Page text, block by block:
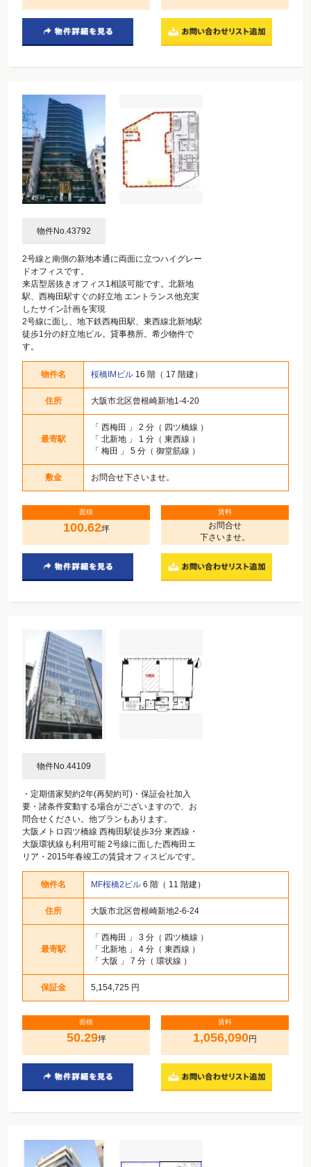
物件No.43792
2号線と南側の新地本通に両面に立つハイグレー
ドオフィスです。
来店型居抜きオフィス1相談可能です。北新地
駅、西梅田駅すぐの好立地 エントランス他充実
したサイン計画を実現
2号線に面し、地下鉄西梅田駅、東西線北新地駅
徒歩1分の好立地ビル。貸事務所。希少物件で
す。
物件名 桜橋IMビル 16 階（ 17 階建）
住所 大阪市北区曾根崎新地1-4-20
最寄駅
「 西梅田
」 2 分（ 四ツ橋線 ）
「 北新地 」 1 分（ 東西線 ）
「 梅田 」 5 分（ 御堂筋線 ）
敷金 お問合せ下さいませ。
面積
100.62坪
賃料
お問合せ
下さいませ。
物件No.44109
・定期借家契約2年(再契約可)・保証会社加入
要・諸条件変動する場合がございますので、お
問合せください。他プランもあります。
大阪メトロ四ツ橋線 西梅田駅徒歩3分 東西線・
大阪環状線も利用可能 2号線に面した西梅田エ
リア・2015年春竣工の賃貸オフィスビルです。
物件名 MF桜橋2ビル 6 階（ 11 階建）
住所 大阪市北区曾根崎新地2-6-24
最寄駅
「 西梅田
」 3 分（ 四ツ橋線 ）
「 北新地 」 4 分（ 東西線 ）
「 大阪 」 7 分（ 環状線 ）
保証金 5,154,725 円
面積
50.29坪
賃料
1,056,090円